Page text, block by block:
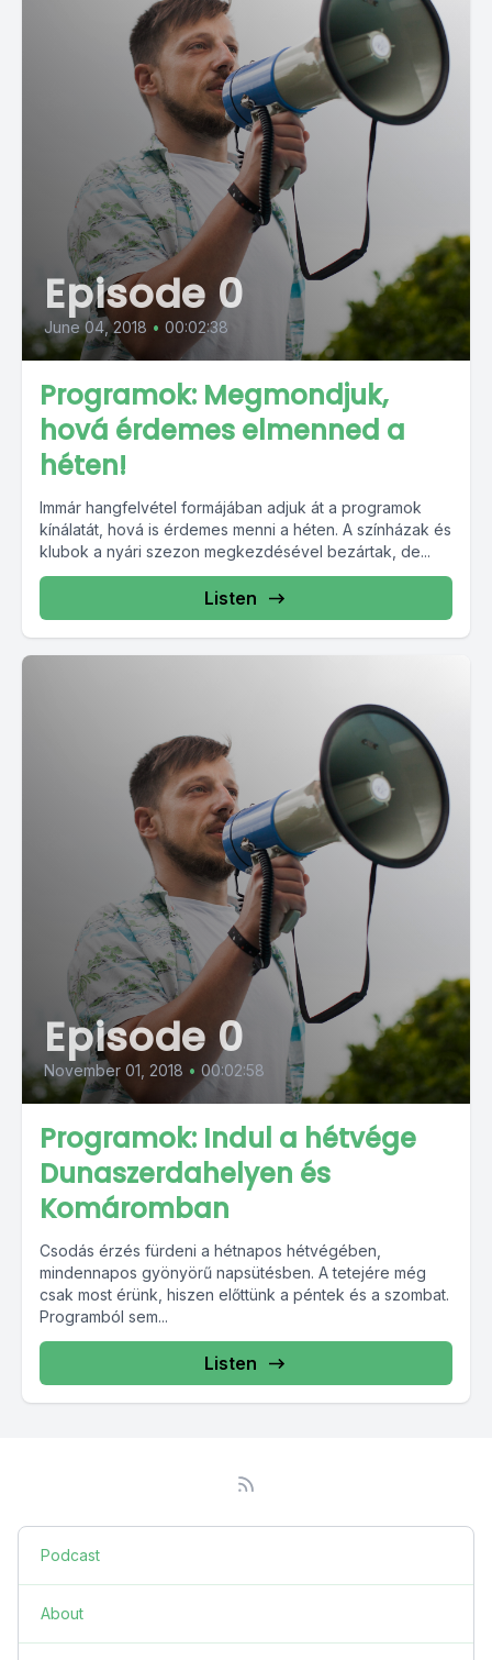
Episode 0
June 04, 2018 • 00:02:38
Programok: Megmondjuk,
hová érdemes elmenned a
héten!
Immár hangfelvétel formájában adjuk át a programok
kínálatát, hová is érdemes menni a héten. A színházak és
klubok a nyári szezon megkezdésével bezártak, de...
Listen
Episode 0
November 01, 2018 • 00:02:58
Programok: Indul a hétvége
Dunaszerdahelyen és
Komáromban
Csodás érzés fürdeni a hétnapos hétvégében,
mindennapos gyönyörű napsütésben. A tetejére még
csak most érünk, hiszen előttünk a péntek és a szombat.
Programból sem...
Listen
Podcast
About